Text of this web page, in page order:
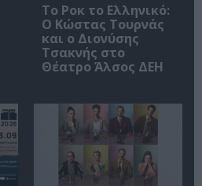
Το Ροκ το Ελληνικό:
Ο Κώστας Τουρνάς
και ο Διονύσης
Τσακνής στο
Θέατρο Άλσος ΔΕΗ